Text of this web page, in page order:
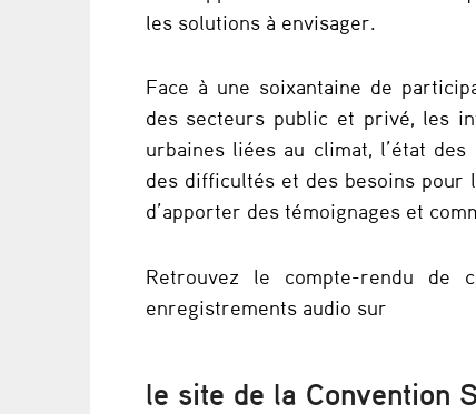
c
l
i
m
a
t
i
q
les solutions à envisager.
Face à une soixantaine de
des secteurs public et privé, les
urbaines liées au climat, l’état
des difficultés et des besoins pour
d’apporter des témoignages et
Retrouvez le compte-rendu de
enregistrements audio sur
le site de la Convention